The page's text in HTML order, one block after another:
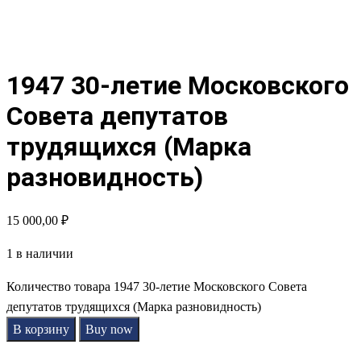
1947 30-летие Московского
Совета депутатов
трудящихся (Марка
разновидность)
15 000,00 ₽
1 в наличии
Количество товара 1947 30-летие Московского Совета
депутатов трудящихся (Марка разновидность)
В корзину
Buy now